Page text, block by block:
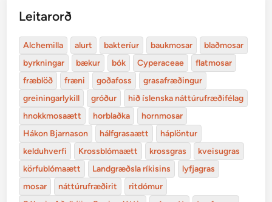
Leitarorð
Alchemilla alurt bakteríur baukmosar
blaðmosar
byrkningar
bækur bók Cyperaceae
flatmosar
fræblöð
fræni goðafoss
grasafræðingur
greiningarlykill
gróður
hið íslenska náttúrufræðifélag
hnokkmosaætt
horblaðka
hornmosar
Hákon Bjarnason
hálfgrasaætt
háplöntur
kelduhverfi
Krossblómaætt krossgras
kveisugras
körfublómaætt
Landgræðsla ríkisins
lyfjagras
mosar
náttúrufræðirit
ritdómur